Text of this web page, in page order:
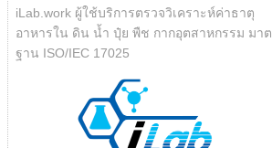
iLab.work ผู้ใช้บริการตรวจวิเคราะห์ค่าธาตุ
อาหารใน ดิน น้ำ ปุ๋ย พืช กากอุตสาหกรรม มาต
ฐาน ISO/IEC 17025